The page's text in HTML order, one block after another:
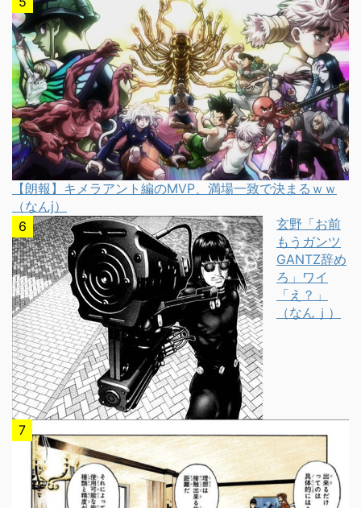
【朗報】キメラアント編のMVP、満場一致で決まるｗｗ
（なんj）
玄野「お前
もうガンツ
GANTZ辞め
ろ」ワイ
「え？」
（なんｊ）